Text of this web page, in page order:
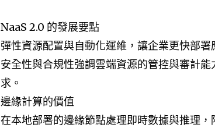
NaaS 2.0 的發展要點
彈性資源配置與自動化運維，讓企業更快部署
安全性與合規性強調雲端資源的管控與審計
求。
邊緣計算的價值
在本地部署的邊緣節點處理即時數據與推理